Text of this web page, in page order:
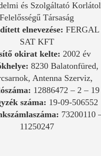
és Szolgáltató
Felelősségű Társaság
elnevezése: FERGAL
SAT KFT
okirat kelte: 2002 év
8230 Balatonfüred,
Antenna Szerviz,
12886472 – 2 – 19
száma: 19-09-506552
73200110
11250247